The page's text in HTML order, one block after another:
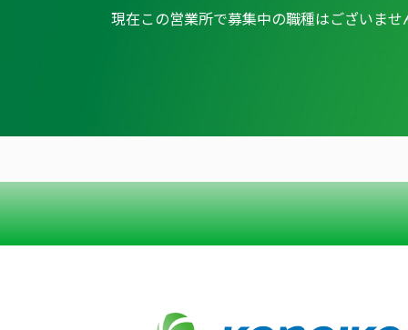
現在この営業所で募集中の職種はございませ